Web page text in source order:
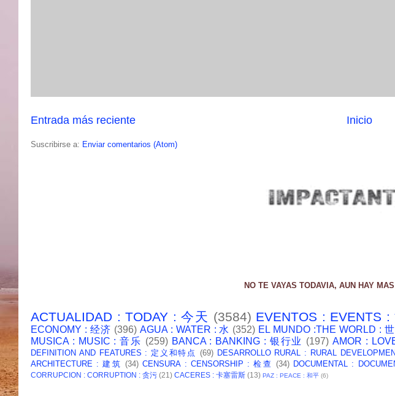
Entrada más reciente Inicio
Suscribirse a: Enviar comentarios (Atom)
NO TE VAYAS TODAVIA, AUN HAY MAS
ACTUALIDAD : TODAY : 今天 (3584) EVENTOS : EVENTS :
ECONOMY : 经济 (396) AGUA : WATER : 水 (352) EL MUNDO :THE WORLD :
MUSICA : MUSIC : 音乐 (259) BANCA : BANKING : 银行业 (197) AMOR :
DEFINITION AND FEATURES : 定义和特点 (69) DESARROLLO RURAL : RURAL
ARCHITECTURE : 建筑 (34) CENSURA : CENSORSHIP : 检查 (34) DOCUMENTAL :
CORRUPCION : CORRUPTION : 贪污 (21) CACERES : 卡塞雷斯 (13) PAZ : PEACE : 和平 (6)